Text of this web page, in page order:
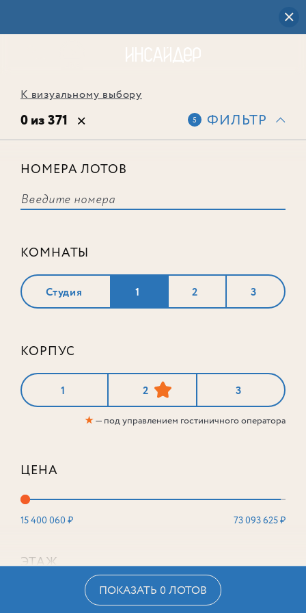
К визуальному выбору
0 из 371 5 ФИЛЬТР
НОМЕРА ЛОТОВ
КОМНАТЫ
Студия 1 2 3
КОРПУС
1 2 3
★— под управлением гостиничного оператора
ЦЕНА
15 400 060 ₽ 73 093 625 ₽
ЭТАЖ
ПОКАЗАТЬ 0 ЛОТОВ
соответствует ни одного лота